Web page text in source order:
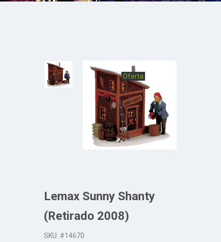
Oferta
Lemax Sunny Shanty
(Retirado 2008)
SKU: #14670